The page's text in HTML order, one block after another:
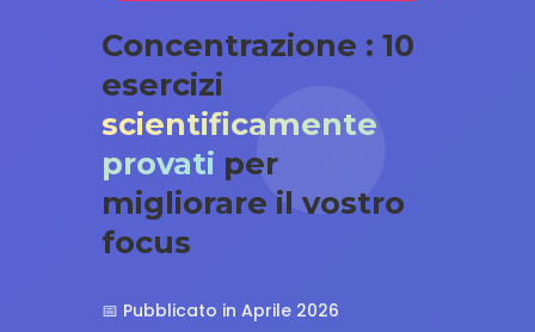
Concentrazione : 10
esercizi
scientificamente
provati per
migliorare il vostro
focus
📅 Pubblicato in Aprile 2026